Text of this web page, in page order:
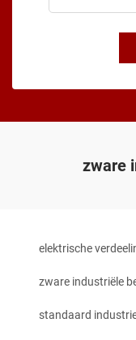
zware
elektrische
zware industriële
standaard